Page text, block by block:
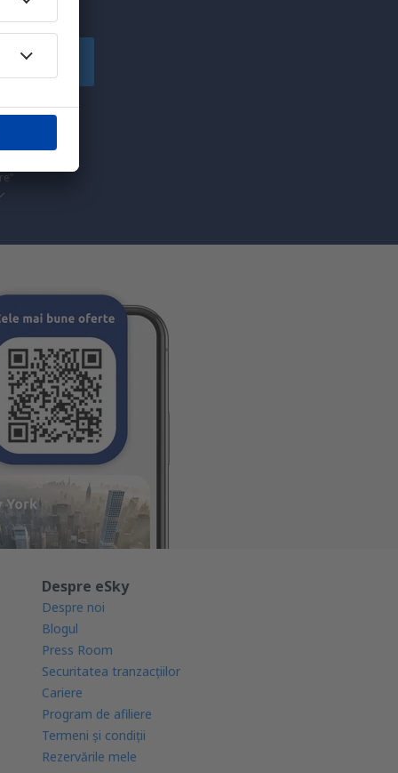
Înscriere
primesc
am
Despre eSky
Despre noi
Blogul
Press Room
Securitatea tranzacţiilor
Cariere
Program de afiliere
Termeni şi condiţii
Rezervările mele